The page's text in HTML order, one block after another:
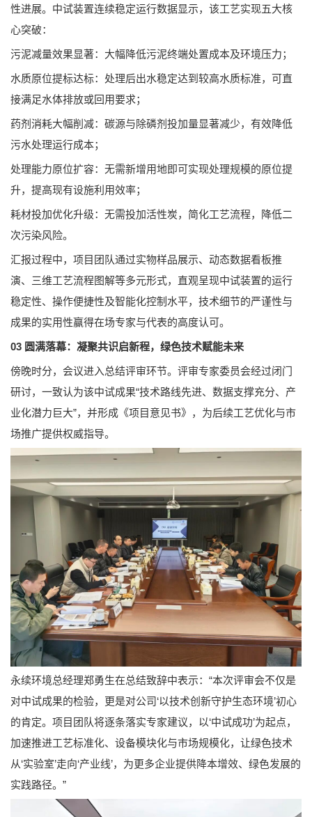
性进展。中试装置连续稳定运行数据显示，该工艺实现五大核
心突破：
污泥减量效果显著：大幅降低污泥终端处置成本及环境压力；
水质原位提标达标：处理后出水稳定达到较高水质标准，可直
接满足水体排放或回用要求；
药剂消耗大幅削减：碳源与除磷剂投加量显著减少，有效降低
污水处理运行成本；
处理能力原位扩容：无需新增用地即可实现处理规模的原位提
升，提高现有设施利用效率；
耗材投加优化升级：无需投加活性炭，简化工艺流程，降低二
次污染风险。
汇报过程中，项目团队通过实物样品展示、动态数据看板推
演、三维工艺流程图解等多元形式，直观呈现中试装置的运行
稳定性、操作便捷性及智能化控制水平，技术细节的严谨性与
成果的实用性赢得在场专家与代表的高度认可。
03 圆满落幕：凝聚共识启新程，绿色技术赋能未来
傍晚时分，会议进入总结评审环节。评审专家委员会经过闭门
研讨，一致认为该中试成果“技术路线先进、数据支撑充分、产
业化潜力巨大”，并形成《项目意见书》，为后续工艺优化与市
场推广提供权威指导。
永续环境总经理郑勇生在总结致辞中表示：“本次评审会不仅是
对中试成果的检验，更是对公司‘以技术创新守护生态环境’初心
的肯定。项目团队将逐条落实专家建议，以‘中试成功’为起点，
加速推进工艺标准化、设备模块化与市场规模化，让绿色技术
从‘实验室’走向‘产业线’，为更多企业提供降本增效、绿色发展的
实践路径。”